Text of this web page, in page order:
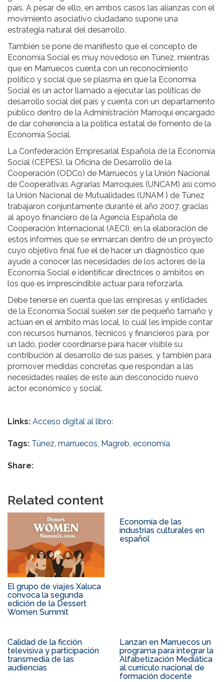
país. A pesar de ello, en ambos casos las alianzas con el
movimiento asociativo ciudadano supone una
estrategia natural del desarrollo.
También se pone de manifiesto que el concepto de
Economía Social es muy novedoso en Túnez, mientras
que en Marruecos cuenta con un reconocimiento
político y social que se plasma en que la Economía
Social es un actor llamado a ejecutar las políticas de
desarrollo social del país y cuenta con un departamento
público dentro de la Administración Marroquí encargado
de dar coherencia a la política estatal de fomento de la
Economía Social.
La Confederación Empresarial Española de la Economía
Social (CEPES), la Oficina de Desarrollo de la
Cooperación (ODCo) de Marruecos y la Unión Nacional
de Cooperativas Agrarias Marroquíes (UNCAM) así como
la Unión Nacional de Mutualidades (UNAM ) de Túnez
trabajaron conjuntamente durante el año 2007, gracias
al apoyo financiero de la Agencia Española de
Cooperación Internacional (AECI), en la elaboración de
estos informes que se enmarcan dentro de un proyecto
cuyo objetivo final fue el de hacer un diagnóstico que
ayude a conocer las necesidades de los actores de la
Economía Social e identificar directrices o ámbitos en
los que es imprescindible actuar para reforzarla.
Debe tenerse en cuenta que las empresas y entidades
de la Economía Social suelen ser de pequeño tamaño y
actúan en el ámbito más local, lo cuál les impide contar
con recursos humanos, técnicos y financieros para, por
un lado, poder coordinarse para hacer visible su
contribución al desarrollo de sus países, y también para
promover medidas concretas que respondan a las
necesidades reales de este aún desconocido nuevo
actor económico y social.
Links: Acceso digital al libro:
Tags: Túnez, marruecos, Magreb, economía
Share:
Related content
El grupo de viajes Xaluca
convoca la segunda
edición de la Dessert
Women Summit
Economía de las
industrias culturales en
español
Calidad de la ficción
televisiva y participación
transmedia de las
audiencias
Lanzan en Marruecos un
programa para integrar la
Alfabetización Mediática
al currículo nacional de
formación docente